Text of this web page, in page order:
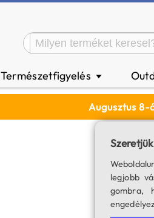
Természetfigyelés ▼
Augusztus
legjobb
gombra,